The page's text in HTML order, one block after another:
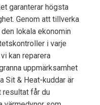
garanterar högsta
Genom att tillverka
lokala ekonomin
i varje
kan reparera
uppmärksamhet
Sit & Heat-kuddar är
resultat får du